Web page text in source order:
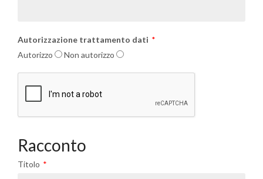
Autorizzazione trattamento dati
Autorizzo
Non autorizzo
Racconto
Titolo